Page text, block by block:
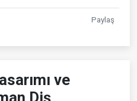
Paylaş
ve
Diş